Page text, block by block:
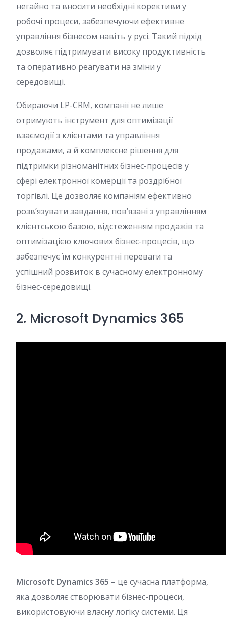
негайно та вносити необхідні корективи у
робочі процеси, забезпечуючи ефективне
управління бізнесом навіть у русі. Такий підхід
дозволяє підтримувати високу продуктивність
та оперативно реагувати на зміни у
середовищі.
Обираючи LP-CRM, компанії не лише
отримують інструмент для оптимізації
взаємодії з клієнтами та управління
продажами, а й комплексне рішення для
підтримки різноманітних бізнес-процесів у
сфері електронної комерції та роздрібної
торгівлі. Це дозволяє компаніям ефективно
розв’язувати завдання, пов’язані з управлінням
клієнтською базою, відстеженням продажів та
оптимізацією ключових бізнес-процесів, що
забезпечує їм конкурентні переваги та
успішний розвиток в сучасному електронному
бізнес-середовищі.
2. Microsoft Dynamics 365
Microsoft Dynamics 365 – це сучасна платформа,
яка дозволяє створювати бізнес-процеси,
використовуючи власну логіку системи. Ця